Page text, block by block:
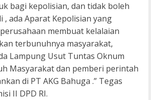
bagi kepolisian, dan tidak boleh
, ada Aparat Kepolisian yang
membuat kelalaian
terbunuhnya masyarakat,
Lampung Usut Tuntas Oknum
Masyarakat dan pemberi perintah
di PT AKG Bahuga .” Tegas
II DPD RI.